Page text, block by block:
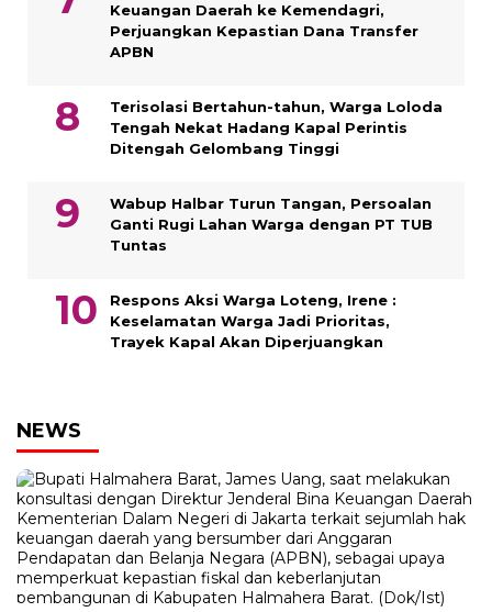
Keuangan Daerah ke Kemendagri,
Perjuangkan Kepastian Dana Transfer
APBN
Terisolasi Bertahun-tahun, Warga Loloda
Tengah Nekat Hadang Kapal Perintis
Ditengah Gelombang Tinggi
Wabup Halbar Turun Tangan, Persoalan
Ganti Rugi Lahan Warga dengan PT TUB
Tuntas
Respons Aksi Warga Loteng, Irene :
Keselamatan Warga Jadi Prioritas,
Trayek Kapal Akan Diperjuangkan
NEWS